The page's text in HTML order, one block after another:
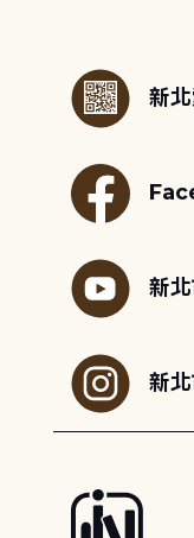
新
新
新